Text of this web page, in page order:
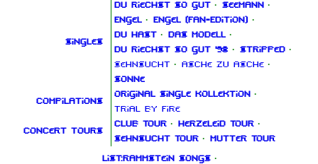
Singles
Du riechst so gut · Seemann ·
Engel · Engel (Fan‑Edition)
·
Du hast · Das Modell ·
Du riechst so gut '98 · Stripped ·
Sehnsucht · Asche zu Asche ·
Sonne
Compilations
Original Single Kollektion ·
Trial By Fire
Concert tours
Club Tour · Herzeleid Tour ·
Sehnsucht Tour · Mutter Tour
List:Rammstein songs ·